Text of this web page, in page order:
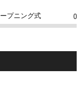
プニング式 0